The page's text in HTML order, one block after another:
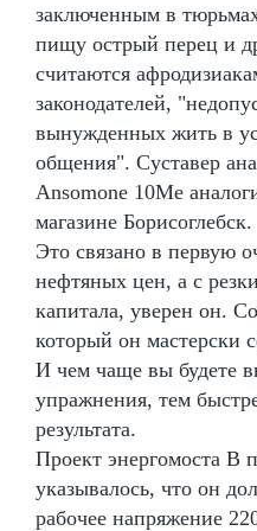
заключенным в
пищу острый перец и
считаются
законодателей,
вынужденных жить в
общения". Суставер
Ansomone 10Me
магазине Борисоглебск.
Это связано в первую
нефтяных цен, а с
капитала, уверен он.
который он мастерски
И чем чаще вы будете
упражнения, тем
результата.
Проект энергомоста В
указывалось, что он
рабочее напряжение